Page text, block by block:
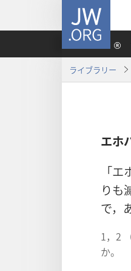
JW.ORG
ライブラリー
エホ
「
りも
で，
1，2
か。